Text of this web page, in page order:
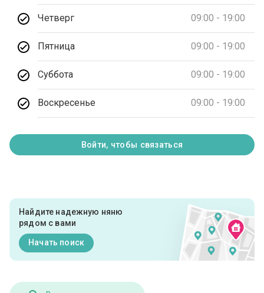
Четверг 09:00 - 19:00
Пятница 09:00 - 19:00
Суббота 09:00 - 19:00
Воскресенье 09:00 - 19:00
Войти, чтобы связаться
Найдите надежную няню
рядом с вами
Начать поиск